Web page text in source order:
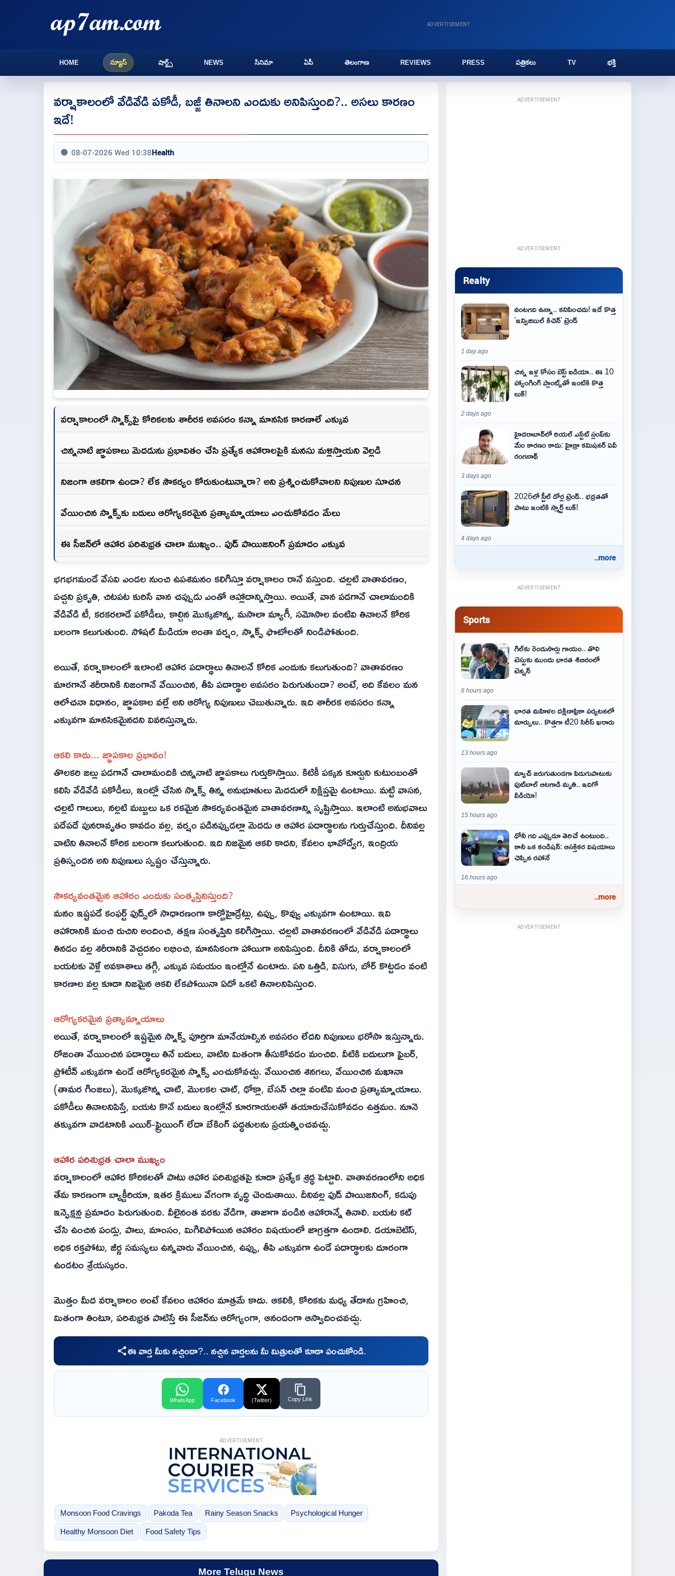
ADVERTISEMENT
HOME న్యూస్ షార్ట్స్ NEWS సినిమా ఏపీ తెలంగాణ REVIEWS PRESS పత్రికలు TV భక్తి
వర్షాకాలంలో వేడివేడి పకోడీ, బజ్జీ తినాలని ఎందుకు అనిపిస్తుంది?.. అసలు కారణం
ఇదే!
08-07-2026 Wed 10:38Health
వర్షాకాలంలో స్నాక్స్‌పై కోరికలకు శారీరక అవసరం కన్నా మానసిక కారణాలే ఎక్కువ
చిన్ననాటి జ్ఞాపకాలు మెదడును ప్రభావితం చేసి ప్రత్యేక ఆహారాలపైకి మనసు మళ్లిస్తాయ‌ని వెల్ల‌డి
నిజంగా ఆకలిగా ఉందా? లేక సౌకర్యం కోరుకుంటున్నారా? అని ప్రశ్నించుకోవాలని నిపుణుల సూచన
వేయించిన స్నాక్స్‌కు బదులు ఆరోగ్యకరమైన ప్రత్యామ్నాయాలు ఎంచుకోవడం మేలు
ఈ సీజన్‌లో ఆహార పరిశుభ్రత చాలా ముఖ్యం.. ఫుడ్ పాయిజనింగ్ ప్రమాదం ఎక్కువ
భగభగమండే వేసవి ఎండల నుంచి ఉపశమనం కలిగిస్తూ వర్షాకాలం రానే వస్తుంది. చల్లటి వాతావరణం,
పచ్చని ప్రకృతి, చిటపట కురిసే వాన చప్పుడు ఎంతో ఆహ్లాదాన్నిస్తాయి. అయితే, వాన పడగానే చాలామందికి
వేడివేడి టీ, కరకరలాడే పకోడీలు, కాల్చిన మొక్కజొన్న, మసాలా మ్యాగీ, సమోసాల వంటివి తినాలనే కోరిక
బలంగా కలుగుతుంది. సోషల్ మీడియా అంతా వర్షం, స్నాక్స్ ఫొటోలతో నిండిపోతుంది.
అయితే, వర్షాకాలంలో ఇలాంటి ఆహార పదార్థాలు తినాలనే కోరిక ఎందుకు కలుగుతుంది? వాతావరణం
మారగానే శరీరానికి నిజంగానే వేయించిన, తీపి పదార్థాల అవసరం పెరుగుతుందా? అంటే, అది కేవలం మన
ఆలోచనా విధానం, జ్ఞాపకాల వల్లే అని ఆరోగ్య నిపుణులు చెబుతున్నారు. ఇది శారీరక అవసరం కన్నా
ఎక్కువగా మానసికమైనదని వివరిస్తున్నారు.
ఆకలి కాదు... జ్ఞాపకాల ప్రభావం!
తొలకరి జల్లు పడగానే చాలామందికి చిన్ననాటి జ్ఞాపకాలు గుర్తుకొస్తాయి. కిటికీ పక్కన కూర్చుని కుటుంబంతో
కలిసి వేడివేడి పకోడీలు, ఇంట్లో చేసిన స్నాక్స్ తిన్న అనుభూతులు మెదడులో నిక్షిప్తమై ఉంటాయి. మట్టి వాసన,
చల్లటి గాలులు, నల్లటి మబ్బులు ఒక రకమైన సౌకర్యవంతమైన వాతావరణాన్ని సృష్టిస్తాయి. ఇలాంటి అనుభవాలు
పదేపదే పునరావృతం కావడం వల్ల, వర్షం పడినప్పుడల్లా మెదడు ఆ ఆహార పదార్థాలను గుర్తుచేస్తుంది. దీనివల్ల
వాటిని తినాలనే కోరిక బలంగా కలుగుతుంది. ఇది నిజమైన ఆకలి కాదని, కేవలం భావోద్వేగ, ఇంద్రియ
ప్రతిస్పందన అని నిపుణులు స్పష్టం చేస్తున్నారు.
సౌకర్యవంతమైన ఆహారం ఎందుకు సంతృప్తినిస్తుంది?
మనం ఇష్టపడే కంఫర్ట్ ఫుడ్స్‌లో సాధారణంగా కార్బోహైడ్రేట్లు, ఉప్పు, కొవ్వు ఎక్కువగా ఉంటాయి. ఇవి
ఆహారానికి మంచి రుచిని అందించి, తక్షణ సంతృప్తిని కలిగిస్తాయి. చల్లటి వాతావరణంలో వేడివేడి పదార్థాలు
తినడం వల్ల శరీరానికి వెచ్చదనం లభించి, మానసికంగా హాయిగా అనిపిస్తుంది. దీనికి తోడు, వర్షాకాలంలో
బయటకు వెళ్లే అవకాశాలు తగ్గి, ఎక్కువ సమయం ఇంట్లోనే ఉంటారు. పని ఒత్తిడి, విసుగు, బోర్ కొట్టడం వంటి
కారణాల వల్ల కూడా నిజమైన ఆకలి లేకపోయినా ఏదో ఒకటి తినాలనిపిస్తుంది.
ఆరోగ్యకరమైన ప్రత్యామ్నాయాలు
అయితే, వర్షాకాలంలో ఇష్టమైన స్నాక్స్ పూర్తిగా మానేయాల్సిన అవసరం లేదని నిపుణులు భరోసా ఇస్తున్నారు.
రోజంతా వేయించిన పదార్థాలు తినే బదులు, వాటిని మితంగా తీసుకోవడం మంచిది. వీటికి బదులుగా ఫైబర్,
ప్రోటీన్ ఎక్కువగా ఉండే ఆరోగ్యకరమైన స్నాక్స్ ఎంచుకోవచ్చు. వేయించిన శనగలు, వేయించిన మఖానా
(తామర గింజలు), మొక్కజొన్న చాట్, మొలకల చాట్, ఢోక్లా, బేసన్ చిల్లా వంటివి మంచి ప్రత్యామ్నాయాలు.
పకోడీలు తినాలనిపిస్తే, బయట కొనే బదులు ఇంట్లోనే కూరగాయలతో తయారుచేసుకోవడం ఉత్తమం. నూనె
తక్కువగా వాడటానికి ఎయిర్-ఫ్రైయింగ్ లేదా బేకింగ్ పద్ధతులను ప్రయత్నించవచ్చు.
ఆహార పరిశుభ్రత చాలా ముఖ్యం
వర్షాకాలంలో ఆహార కోరికలతో పాటు ఆహార పరిశుభ్రతపై కూడా ప్రత్యేక శ్రద్ధ పెట్టాలి. వాతావరణంలోని అధిక
తేమ కారణంగా బ్యాక్టీరియా, ఇతర క్రిములు వేగంగా వృద్ధి చెందుతాయి. దీనివల్ల ఫుడ్ పాయిజనింగ్, కడుపు
ఇన్ఫెక్షన్ల ప్రమాదం పెరుగుతుంది. వీలైనంత వరకు వేడిగా, తాజాగా వండిన ఆహారాన్నే తినాలి. బయట కట్
చేసి ఉంచిన పండ్లు, పాలు, మాంసం, మిగిలిపోయిన ఆహారం విషయంలో జాగ్రత్తగా ఉండాలి. డయాబెటిస్,
అధిక రక్తపోటు, జీర్ణ సమస్యలు ఉన్నవారు వేయించిన, ఉప్పు, తీపి ఎక్కువగా ఉండే పదార్థాలకు దూరంగా
ఉండటం శ్రేయస్కరం.
మొత్తం మీద వర్షాకాలం అంటే కేవలం ఆహారం మాత్రమే కాదు. ఆకలికి, కోరికకు మధ్య తేడాను గ్రహించి,
మితంగా తింటూ, పరిశుభ్రత పాటిస్తే ఈ సీజన్‌ను ఆరోగ్యంగా, ఆనందంగా ఆస్వాదించవచ్చు.
ఈ వార్త మీకు నచ్చిందా?.. నచ్చిన వార్తలను మీ మిత్రులతో కూడా పంచుకోండి.
WhatsApp Facebook (Twitter) Copy Link
ADVERTISEMENT
Monsoon Food Cravings Pakoda Tea Rainy Season Snacks Psychological Hunger
Healthy Monsoon Diet Food Safety Tips
More Telugu News
ADVERTISEMENT
ADVERTISEMENT
Realty
వంటగది ఉన్నా.. కనిపించదు! ఇదే కొత్త
'ఇన్విజిబుల్ కిచెన్' ట్రెండ్
1 day ago
చిన్న ఇళ్ల కోసం బెస్ట్ ఐడియా.. ఈ 10
హ్యాంగింగ్ ప్లాంట్స్‌తో ఇంటికి కొత్త
లుక్!
2 days ago
హైదరాబాద్‌లో రియల్ ఎస్టేట్ స్లంప్‌కు
మేం కారణం కాదు: హైడ్రా కమిషనర్ ఏవీ
రంగనాథ్
3 days ago
2026లో స్టీల్ డోర్ల ట్రెండ్.. భద్రతతో
పాటు ఇంటికి స్మార్ట్ లుక్!
4 days ago
..more
ADVERTISEMENT
Sports
గిల్‌కు రెండుసార్లు గాయం.. తొలి
టెస్టుకు ముందు భారత శిబిరంలో
టెన్షన్
6 hours ago
భారత మహిళల దక్షిణాఫ్రికా పర్యటనలో
మార్పులు.. కొత్తగా టీ20 సిరీస్ ఖరారు
13 hours ago
మ్యాచ్ జరుగుతుండగా పిడుగుపాటుకు
ఫుట్‌బాల్ ఆటగాడి మృతి.. ఇదిగో
వీడియో!
15 hours ago
ధోనీ గది ఎప్పుడూ తెరిచే ఉంటుంది..
కానీ ఒక కండిషన్: ఆసక్తికర విషయాలు
చెప్పిన రహానే
16 hours ago
..more
ADVERTISEMENT